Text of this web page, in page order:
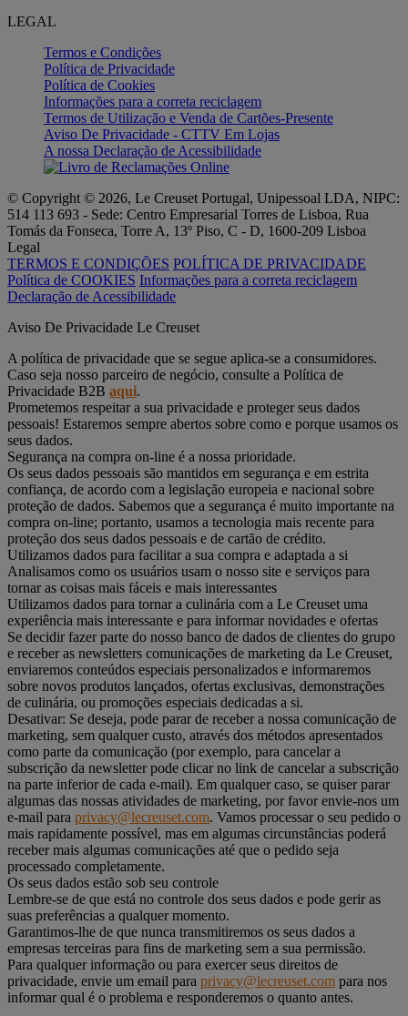
LEGAL
Termos e Condições
Política de Privacidade
Política de Cookies
Informações para a correta reciclagem
Termos de Utilização e Venda de Cartões-Presente
Aviso De Privacidade - CTTV Em Lojas
A nossa Declaração de Acessibilidade
© Copyright © 2026, Le Creuset Portugal, Unipessoal LDA, NIPC:
514 113 693 - Sede: Centro Empresarial Torres de Lisboa, Rua
Tomás da Fonseca, Torre A, 13º Piso, C - D, 1600-209 Lisboa
Legal
TERMOS E CONDIÇÕES POLÍTICA DE PRIVACIDADE
Política de COOKIES Informações para a correta reciclagem
Declaração de Acessibilidade
Aviso De Privacidade Le Creuset
A política de privacidade que se segue aplica-se a consumidores.
Caso seja nosso parceiro de negócio, consulte a Política de
Privacidade B2B aqui.
Prometemos respeitar a sua privacidade e proteger seus dados
pessoais! Estaremos sempre abertos sobre como e porque usamos os
seus dados.
Segurança na compra on-line é a nossa prioridade.
Os seus dados pessoais são mantidos em segurança e em estrita
confiança, de acordo com a legislação europeia e nacional sobre
proteção de dados. Sabemos que a segurança é muito importante na
compra on-line; portanto, usamos a tecnologia mais recente para
proteção dos seus dados pessoais e de cartão de crédito.
Utilizamos dados para facilitar a sua compra e adaptada a si
Analisamos como os usuários usam o nosso site e serviços para
tornar as coisas mais fáceis e mais interessantes
Utilizamos dados para tornar a culinária com a Le Creuset uma
experiência mais interessante e para informar novidades e ofertas
Se decidir fazer parte do nosso banco de dados de clientes do grupo
e receber as newsletters comunicações de marketing da Le Creuset,
enviaremos conteúdos especiais personalizados e informaremos
sobre novos produtos lançados, ofertas exclusivas, demonstrações
de culinária, ou promoções especiais dedicadas a si.
Desativar: Se deseja, pode parar de receber a nossa comunicação de
marketing, sem qualquer custo, através dos métodos apresentados
como parte da comunicação (por exemplo, para cancelar a
subscrição da newsletter pode clicar no link de cancelar a subscrição
na parte inferior de cada e-mail). Em qualquer caso, se quiser parar
algumas das nossas atividades de marketing, por favor envie-nos um
e-mail para privacy@lecreuset.com. Vamos processar o seu pedido o
mais rapidamente possível, mas em algumas circunstâncias poderá
receber mais algumas comunicações até que o pedido seja
processado completamente.
Os seus dados estão sob seu controle
Lembre-se de que está no controle dos seus dados e pode gerir as
suas preferências a qualquer momento.
Garantimos-lhe de que nunca transmitiremos os seus dados a
empresas terceiras para fins de marketing sem a sua permissão.
Para qualquer informação ou para exercer seus direitos de
privacidade, envie um email para privacy@lecreuset.com para nos
informar qual é o problema e responderemos o quanto antes.